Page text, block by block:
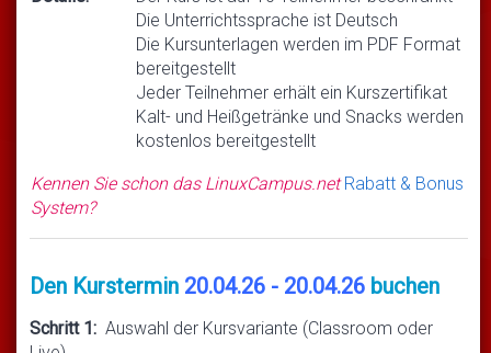
Die Unterrichtssprache ist Deutsch
Die Kursunterlagen werden im PDF Format
bereitgestellt
Jeder Teilnehmer erhält ein Kurszertifikat
Kalt- und Heißgetränke und Snacks werden
kostenlos bereitgestellt
Kennen Sie schon das LinuxCampus.netRabatt & Bonus
System?
Den Kurstermin 20.04.26 - 20.04.26 buchen
Schritt 1: Auswahl der Kursvariante (Classroom oder